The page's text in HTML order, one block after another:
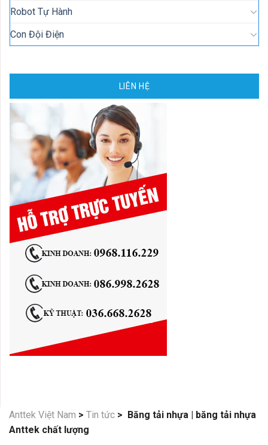
Robot Tự Hành
Con Đội Điện
LIÊN HỆ
Anttek Việt Nam > Tin tức > Băng tải nhựa | băng tải nhựa
Anttek chất lượng